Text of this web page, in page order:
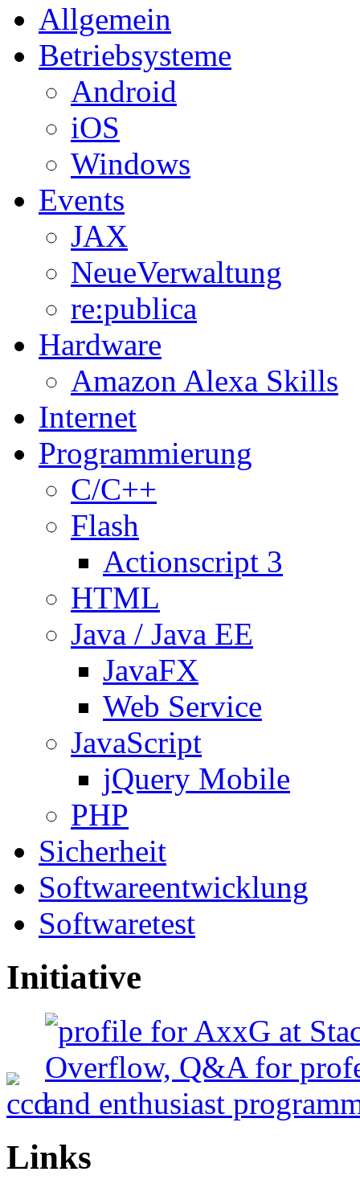
Allgemein
Betriebsysteme
Android
iOS
Windows
Events
JAX
NeueVerwaltung
re:publica
Hardware
Amazon Alexa Skills
Internet
Programmierung
C/C++
Flash
Actionscript 3
HTML
Java / Java EE
JavaFX
Web Service
JavaScript
jQuery Mobile
PHP
Sicherheit
Softwareentwicklung
Softwaretest
Initiative
Links